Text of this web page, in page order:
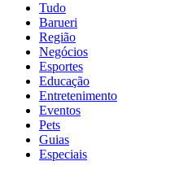
Tudo
Barueri
Região
Negócios
Esportes
Educação
Entretenimento
Eventos
Pets
Guias
Especiais